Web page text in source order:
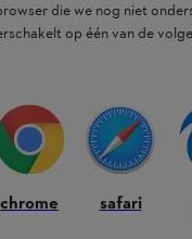
die we nog niet
op één van de
chrome safari